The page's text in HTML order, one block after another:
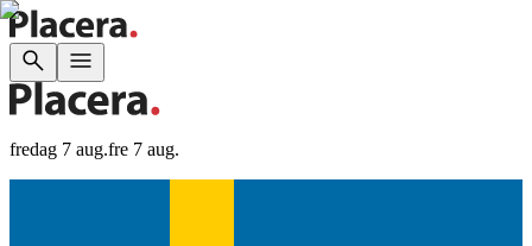
fredag 7 aug.fre 7 aug.